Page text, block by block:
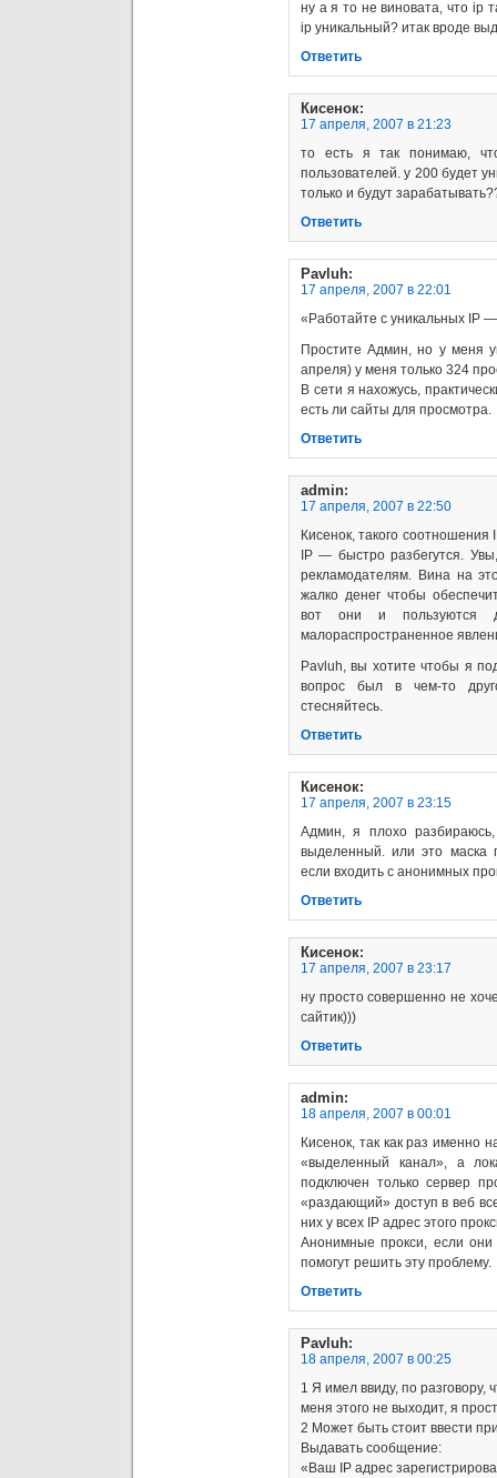
ну а я то не виновата, что ip
ip уникальный? итак вроде
Ответить
Кисенок:
17 апреля, 2007 в 21:23
то есть я так понимаю,
пользователей. у 200 будет
только и будут
Ответить
Pavluh:
17 апреля, 2007 в 22:01
«Работайте с уникальных IP
Простите Админ, но у меня
апреля) у меня только 324
В сети я нахожусь,
есть ли сайты для просмотра.
Ответить
admin:
17 апреля, 2007 в 22:50
Кисенок, такого соотношения
IP — быстро разбегутся.
рекламодателям. Вина на
жалко денег чтобы
вот они и пользуются
малораспространенное
Pavluh, вы хотите чтобы я
вопрос был в чем-то
стесняйтесь.
Ответить
Кисенок:
17 апреля, 2007 в 23:15
Админ, я плохо
выделенный. или это маска
если входить с анонимных
Ответить
Кисенок:
17 апреля, 2007 в 23:17
ну просто совершенно не
сайтик)))
Ответить
admin:
18 апреля, 2007 в 00:01
Кисенок, так как раз именно
«выделенный канал», а
подключен только сервер
«раздающий» доступ в веб
них у всех IP адрес этого
Анонимные прокси, если
помогут решить эту проблему.
Ответить
Pavluh:
18 апреля, 2007 в 00:25
1 Я имел ввиду, по разговору,
меня этого не выходит, я
2 Может быть стоит ввести
Выдавать сообщение:
«Ваш IP адрес